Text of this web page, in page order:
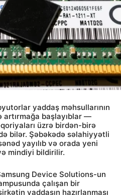
yaddaş məhsullarının
başlayıblar —
üzrə birdən-birə
bilər. Şəbəkədə səlahiyyətli
yayılıb və orada yeni
mindiyi bildirilir.
Device Solutions-un
çalışan bir
yaddaşın hazırlanması